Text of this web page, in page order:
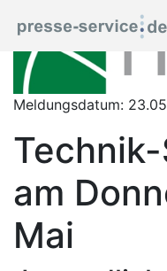
Meldungsdatum:
am
Mai